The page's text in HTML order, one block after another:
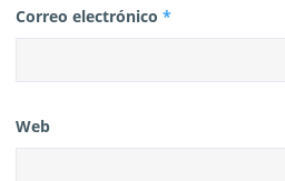
Correo electrónico *
Web